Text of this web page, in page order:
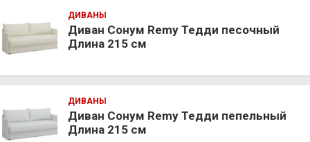
ДИВАНЫ
Диван Сонум Remy Тедди песочный
Длина 215 см
ДИВАНЫ
Диван Сонум Remy Тедди пепельный
Длина 215 см